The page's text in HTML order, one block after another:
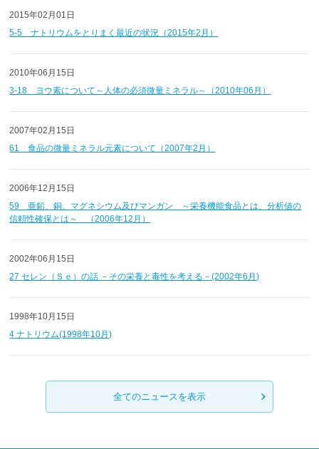
全てのニュースを表示
2015年02月01日
5-5 ナトリウムをとりまく最近の状況（2015年2月）
2010年06月15日
3-18 ヨウ素について～人体の必須微量ミネラル～（2010年06月）
2007年02月15日
61 食品の微量ミネラル元素について（2007年2月）
2006年12月15日
59 亜鉛、銅、マグネシウム及びマンガン ～栄養機能食品とは、分析値の
信頼性確保とは～ （2006年12月）
2002年06月15日
27 セレン（Ｓｅ）の話 －その栄養と毒性を考える－(2002年6月)
1998年10月15日
4 ナトリウム(1998年10月)